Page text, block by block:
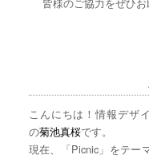
こんにちは！情報デザ
の菊池真桜です。
現在、「Picnic」をテー